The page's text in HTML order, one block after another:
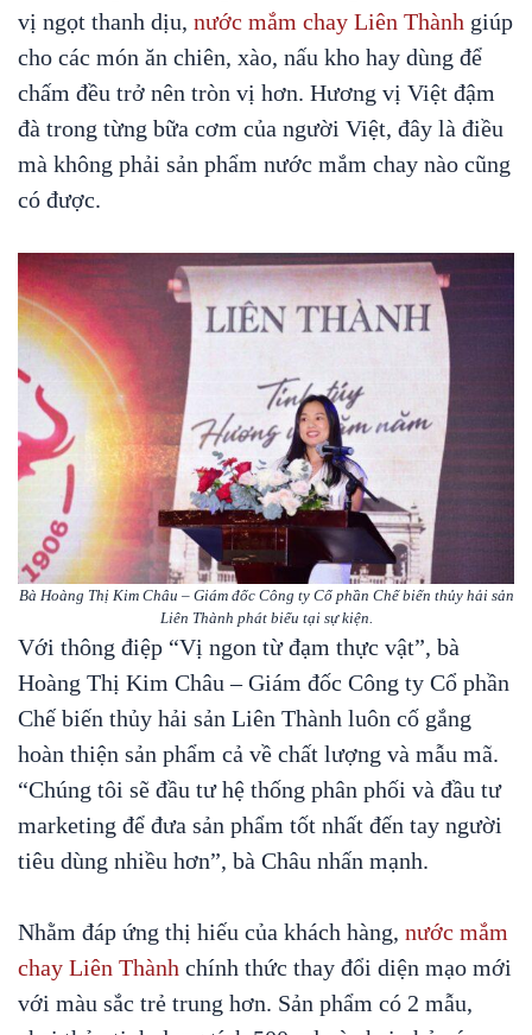
vị ngọt thanh dịu, nước mắm chay Liên Thành giúp
cho các món ăn chiên, xào, nấu kho hay dùng để
chấm đều trở nên tròn vị hơn. Hương vị Việt đậm
đà trong từng bữa cơm của người Việt, đây là điều
mà không phải sản phẩm nước mắm chay nào cũng
có được.
Bà Hoàng Thị Kim Châu – Giám đốc Công ty Cổ phần Chế biến thủy hải sản
Liên Thành phát biểu tại sự kiện.
Với thông điệp “Vị ngon từ đạm thực vật”, bà
Hoàng Thị Kim Châu – Giám đốc Công ty Cổ phần
Chế biến thủy hải sản Liên Thành luôn cố gắng
hoàn thiện sản phẩm cả về chất lượng và mẫu mã.
“Chúng tôi sẽ đầu tư hệ thống phân phối và đầu tư
marketing để đưa sản phẩm tốt nhất đến tay người
tiêu dùng nhiều hơn”, bà Châu nhấn mạnh.
Nhằm đáp ứng thị hiếu của khách hàng, nước mắm
chay Liên Thành chính thức thay đổi diện mạo mới
với màu sắc trẻ trung hơn. Sản phẩm có 2 mẫu,